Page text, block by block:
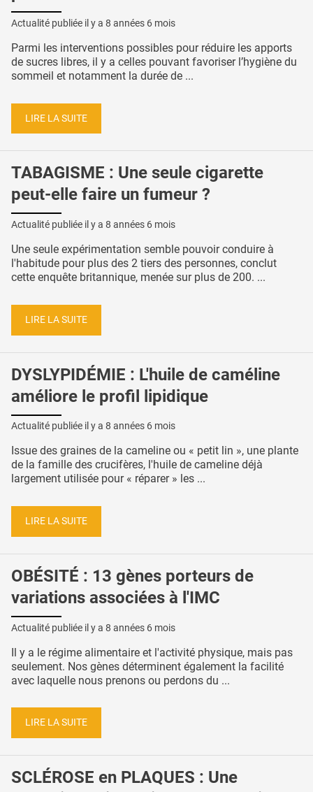
Actualité publiée il y a 8 années 6 mois
Parmi les interventions possibles pour réduire les apports
de sucres libres, il y a celles pouvant favoriser l’hygiène du
sommeil et notamment la durée de ...
LIRE LA SUITE
TABAGISME : Une seule cigarette
peut-elle faire un fumeur ?
Actualité publiée il y a 8 années 6 mois
Une seule expérimentation semble pouvoir conduire à
l'habitude pour plus des 2 tiers des personnes, conclut
cette enquête britannique, menée sur plus de 200. ...
LIRE LA SUITE
DYSLYPIDÉMIE : L'huile de caméline
améliore le profil lipidique
Actualité publiée il y a 8 années 6 mois
Issue des graines de la cameline ou « petit lin », une plante
de la famille des crucifères, l'huile de cameline déjà
largement utilisée pour « réparer » les ...
LIRE LA SUITE
OBÉSITÉ : 13 gènes porteurs de
variations associées à l'IMC
Actualité publiée il y a 8 années 6 mois
Il y a le régime alimentaire et l'activité physique, mais pas
seulement. Nos gènes déterminent également la facilité
avec laquelle nous prenons ou perdons du ...
LIRE LA SUITE
SCLÉROSE en PLAQUES : Une